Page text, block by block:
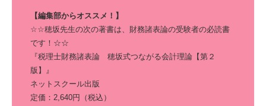
【編集部からオススメ！】
☆☆穂坂先生の次の著書は、財務諸表論の受験者の必読書
です！☆☆
『税理士財務諸表論 穂坂式つながる会計理論【第２
版】』
ネットスクール出版
定価：2,640円（税込）